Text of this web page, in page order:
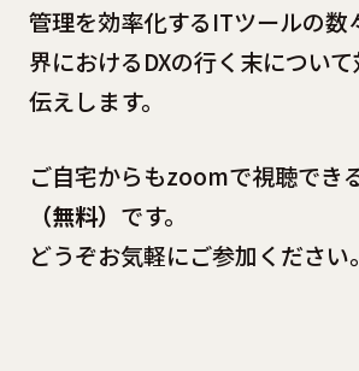
管理を効率化するITツールの数
界におけるDXの行く末につい
伝えします。
ご自宅からもzoomで視聴でき
（無料） です。
どうぞお気軽にご参加ください。